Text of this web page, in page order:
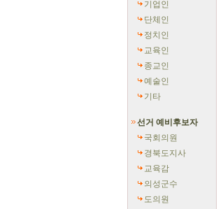
기업인
단체인
정치인
교육인
종교인
예술인
기타
선거 예비후보자
국회의원
경북도지사
교육감
의성군수
도의원